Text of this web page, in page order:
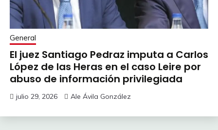
General
El juez Santiago Pedraz imputa a Carlos
López de las Heras en el caso Leire por
abuso de información privilegiada
julio 29, 2026 Ale Ávila González